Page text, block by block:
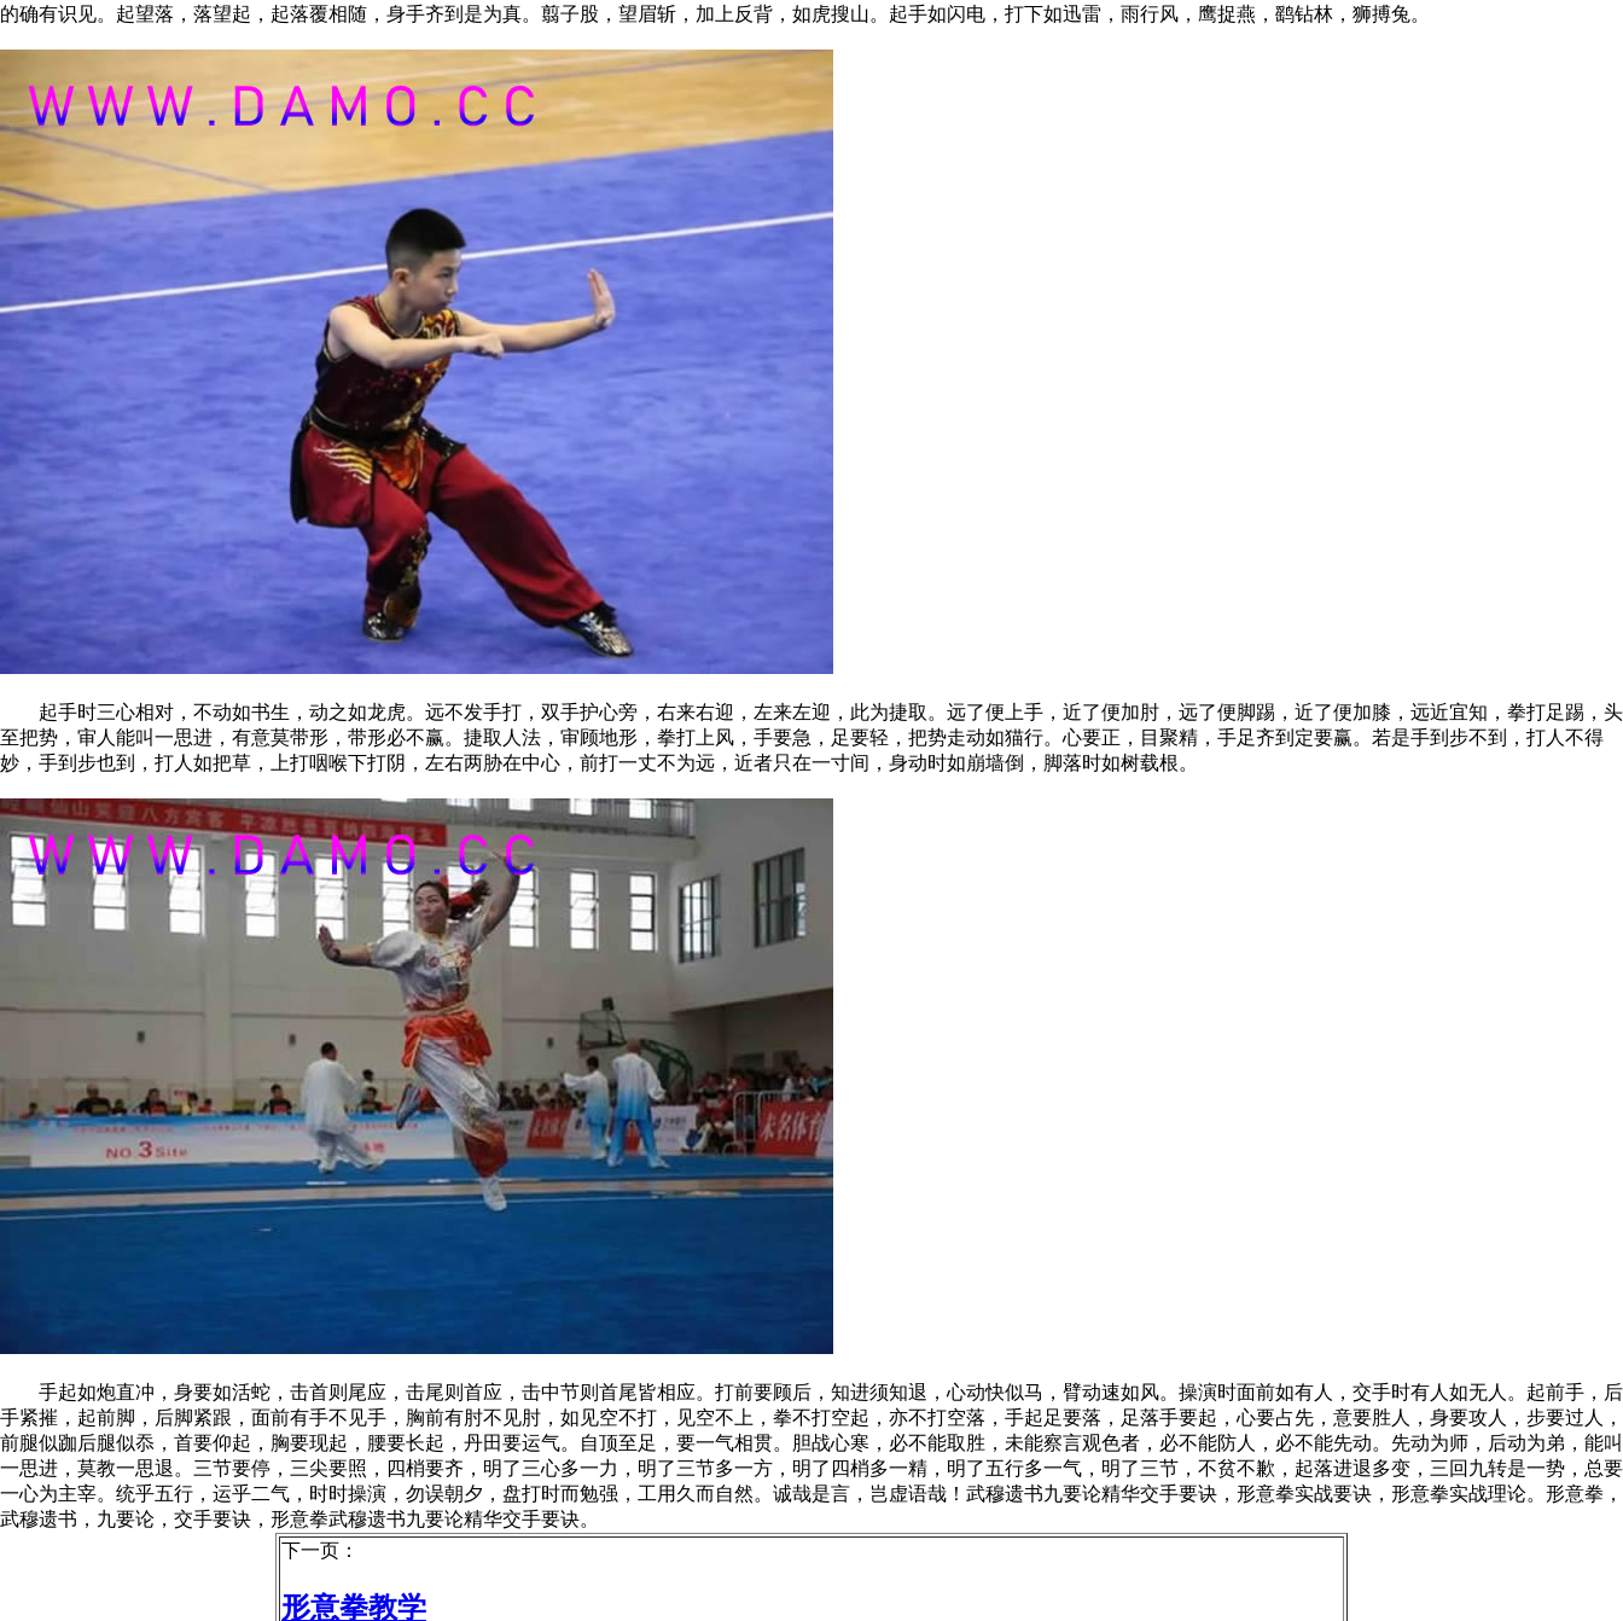
的确有识见。起望落，落望起，起落覆相随，身手齐到是为真。翦子股，望眉斩，加上反背，如虎搜山。起手如闪电，打下如迅雷，雨行风，鹰捉燕，鹞钻林，狮搏兔。
起手时三心相对，不动如书生，动之如龙虎。远不发手打，双手护心旁，右来右迎，左来左迎，此为捷取。远了便上手，近了便加肘，远了便脚踢，近了便加膝，远近宜知，拳打足踢，头
至把势，审人能叫一思进，有意莫带形，带形必不赢。捷取人法，审顾地形，拳打上风，手要急，足要轻，把势走动如猫行。心要正，目聚精，手足齐到定要赢。若是手到步不到，打人不得
妙，手到步也到，打人如把草，上打咽喉下打阴，左右两胁在中心，前打一丈不为远，近者只在一寸间，身动时如崩墙倒，脚落时如树载根。
手起如炮直冲，身要如活蛇，击首则尾应，击尾则首应，击中节则首尾皆相应。打前要顾后，知进须知退，心动快似马，臂动速如风。操演时面前如有人，交手时有人如无人。起前手，后
手紧摧，起前脚，后脚紧跟，面前有手不见手，胸前有肘不见肘，如见空不打，见空不上，拳不打空起，亦不打空落，手起足要落，足落手要起，心要占先，意要胜人，身要攻人，步要过人，
前腿似跏后腿似忝，首要仰起，胸要现起，腰要长起，丹田要运气。自顶至足，要一气相贯。胆战心寒，必不能取胜，未能察言观色者，必不能防人，必不能先动。先动为师，后动为弟，能叫
一思进，莫教一思退。三节要停，三尖要照，四梢要齐，明了三心多一力，明了三节多一方，明了四梢多一精，明了五行多一气，明了三节，不贫不歉，起落进退多变，三回九转是一势，总要
一心为主宰。统乎五行，运乎二气，时时操演，勿误朝夕，盘打时而勉强，工用久而自然。诚哉是言，岂虚语哉！武穆遗书九要论精华交手要诀，形意拳实战要诀，形意拳实战理论。形意拳，
武穆遗书，九要论，交手要诀，形意拳武穆遗书九要论精华交手要诀。
下一页：
形意拳教学